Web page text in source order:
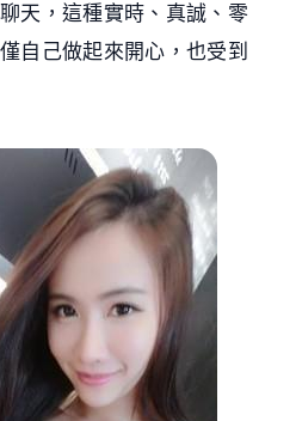
天，這種實時、真誠、零
自己做起來開心，也受到